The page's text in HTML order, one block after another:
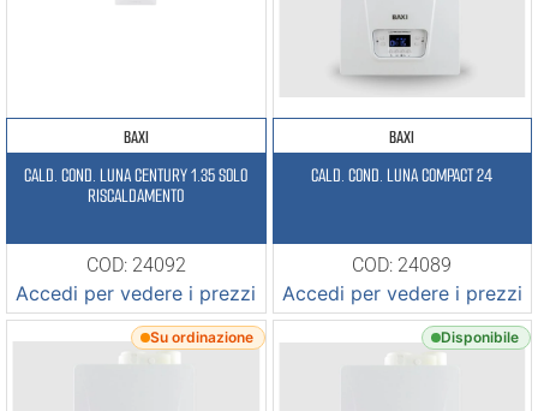
BAXI
CALD. COND. LUNA CENTURY 1.35 SOLO
RISCALDAMENTO
COD: 24092
Accedi per vedere i prezzi
BAXI
CALD. COND. LUNA COMPACT 24
COD: 24089
Accedi per vedere i prezzi
Su ordinazione Disponibile